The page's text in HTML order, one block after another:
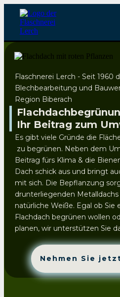
Flaschnerei Lerch - Seit 1960
Blechbearbeitung und
Region Biberach
Ihr Beitrag zum
Es gibt viele Gründe die
zu begrünen. Neben dem
Beitrag fürs Klima & die
Dach schick aus und bringt
mit sich. Die Bepflanzung
drunterliegenden
natürliche Weiße. Egal ob Sie
Flachdach begrünen wollen
planen, wir unterstützen Sie
Nehmen Sie